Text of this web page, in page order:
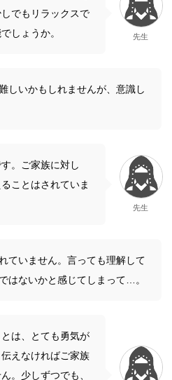
でもリラックスで
しょうか。
先生
しいかもしれませんが、意識し
。ご家族に対し
ことはされていま
先生
ていません。言っても理解して
はないかと感じてしまって…。
は、とても勇気が
えなければご家族
。少しずつでも、